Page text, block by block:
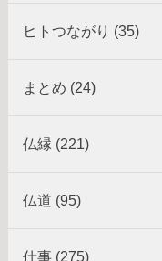
ヒトつながり (35)
まとめ (24)
仏縁 (221)
仏道 (95)
仕事 (275)